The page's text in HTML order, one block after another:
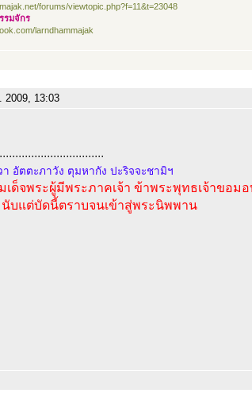
forums/viewtopic.php?f=11&t=23048
รมจักร
larndhammajak
2009, 13:03
อัตตะภาวัง ตุมหากัง ปะริจจะชามิฯ
เด็จพระผู้มีพระภาคเจ้า ข้าพระพุทธเจ้าขอม
บแต่บัดนี้ตราบจนเข้าสู่พระนิพพาน